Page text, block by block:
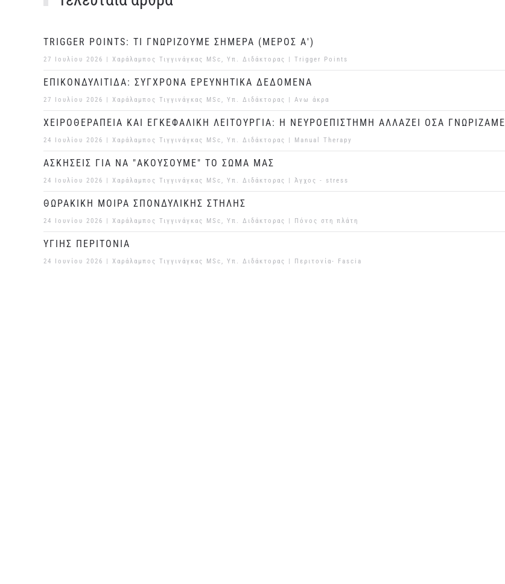
TRIGGER POINTS: ΤΙ ΓΝΩΡΙΖΟΥΜΕ ΣΗΜΕΡΑ (ΜΕΡΟΣ Α')
27 Ιουλίου 2026 | Χαράλαμπος Τιγγινάγκας MSc, Υπ. Διδάκτορας | Trigger Points
ΕΠΙΚΟΝΔΥΛΙΤΙΔΑ: ΣΥΓΧΡΟΝΑ ΕΡΕΥΝΗΤΙΚΑ ΔΕΔΟΜΕΝΑ
27 Ιουλίου 2026 | Χαράλαμπος Τιγγινάγκας MSc, Υπ. Διδάκτορας | Ανω άκρα
ΧΕΙΡΟΘΕΡΑΠΕΙΑ ΚΑΙ ΕΓΚΕΦΑΛΙΚΗ ΛΕΙΤΟΥΡΓΙΑ: Η ΝΕΥΡΟΕΠΙΣΤΗΜΗ ΑΛΛΑΖΕΙ ΟΣΑ ΓΝΩΡΙΖΑΜΕ
24 Ιουλίου 2026 | Χαράλαμπος Τιγγινάγκας MSc, Υπ. Διδάκτορας | Manual Therapy
ΑΣΚΗΣΕΙΣ ΓΙΑ ΝΑ "ΑΚΟΥΣΟΥΜΕ" ΤΟ ΣΩΜΑ ΜΑΣ
24 Ιουλίου 2026 | Χαράλαμπος Τιγγινάγκας MSc, Υπ. Διδάκτορας | Άγχος - stress
ΘΩΡΑΚΙΚΗ ΜΟΙΡΑ ΣΠΟΝΔΥΛΙΚΗΣ ΣΤΗΛΗΣ
24 Ιουνίου 2026 | Χαράλαμπος Τιγγινάγκας MSc, Υπ. Διδάκτορας | Πόνος στη πλάτη
ΥΓΙΗΣ ΠΕΡΙΤΟΝΙΑ
24 Ιουνίου 2026 | Χαράλαμπος Τιγγινάγκας MSc, Υπ. Διδάκτορας | Περιτονία- Fascia